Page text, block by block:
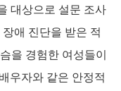
대상으로 설문 조사
애 진단을 받은 적
을 경험한 여성들이
우자와 같은 안정적